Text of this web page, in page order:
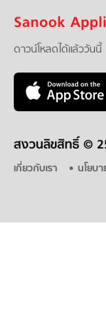
Sanook
ดาวน์โหลดได้แล้ววันนี้
สงวนลิขสิทธิ์ ©
เกี่ยวกับเรา นโยบ